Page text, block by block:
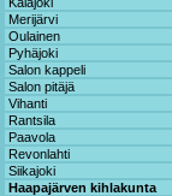
Merijärvi
Oulainen
Pyhäjoki
Salon kappeli
Salon pitäjä
Vihanti
Rantsila
Paavola
Revonlahti
Siikajoki
Haapajärven kihlakunta